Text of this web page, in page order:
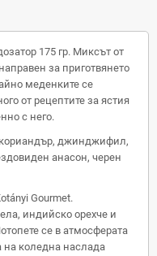
175 гр. Миксът от
за приготвянето
меденките се
от рецептите за ястия
с него.
кориандър, джинджифил,
анасон, черен
Gourmet.
индийско орехче и
се в атмосферата
коледна наслада